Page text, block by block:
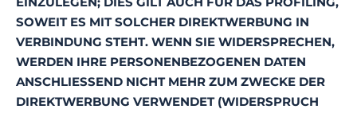
SOWEIT ES MIT SOLCHER DIREKTWERBUNG IN
VERBINDUNG STEHT. WENN SIE WIDERSPRECHEN,
WERDEN IHRE PERSONENBEZOGENEN DATEN
ANSCHLIESSEND NICHT MEHR ZUM ZWECKE DER
DIREKTWERBUNG VERWENDET (WIDERSPRUCH